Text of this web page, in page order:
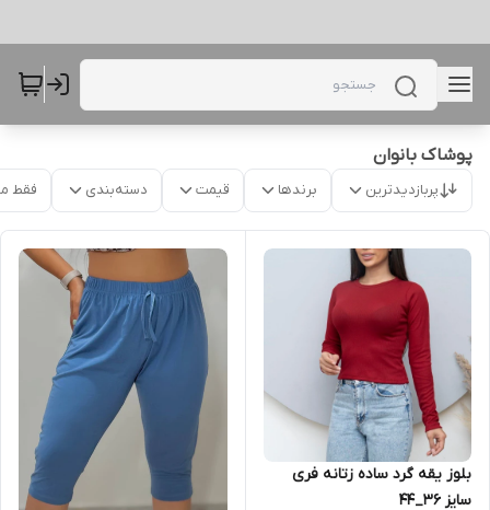
پوشاک بانوان
پربازدیدترین برندها قیمت دسته‌بندی فقط
بلوز یقه گرد ساده زتانه فری
سایز 36_44